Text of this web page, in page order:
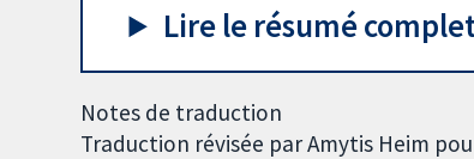
Lire le résumé
Notes de traduction
Traduction révisée par Amytis Heim